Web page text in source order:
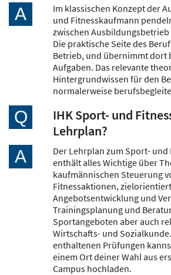
A
Im klassischen Konzept der
und Fitnesskaufmann
zwischen
Die praktische Seite des
Betrieb, und übernimmt dort
Aufgaben. Das relevante
Hintergrundwissen für den
normalerweise
Q
IHK Sport- und
Lehrplan?
A
Der Lehrplan zum Sport-
enthält alles Wichtige über
kaufmännischen Steuerung
Fitnessaktionen,
Angebotsentwicklung und
Trainingsplanung und
Sportangeboten aber auch
Wirtschafts- und
enthaltenen Prüfungen
einem Ort deiner Wahl aus
Campus hochladen.